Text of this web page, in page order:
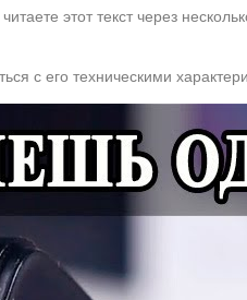
этот текст через
с его техническими